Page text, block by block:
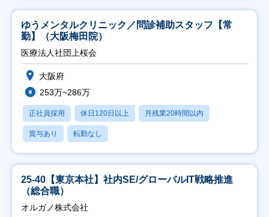
ゆうメンタルクリニック／問診補助スタッフ【常
勤】（大阪梅田院）
医療法人社団上桜会
大阪府
253万~286万
正社員採用 休日120日以上 月残業20時間以内
賞与あり 転勤なし
25-40【東京本社】社内SE/グローバルIT戦略推進
（総合職）
オルガノ株式会社